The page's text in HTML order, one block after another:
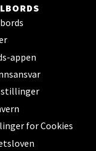
appen
stillinger
for Cookies